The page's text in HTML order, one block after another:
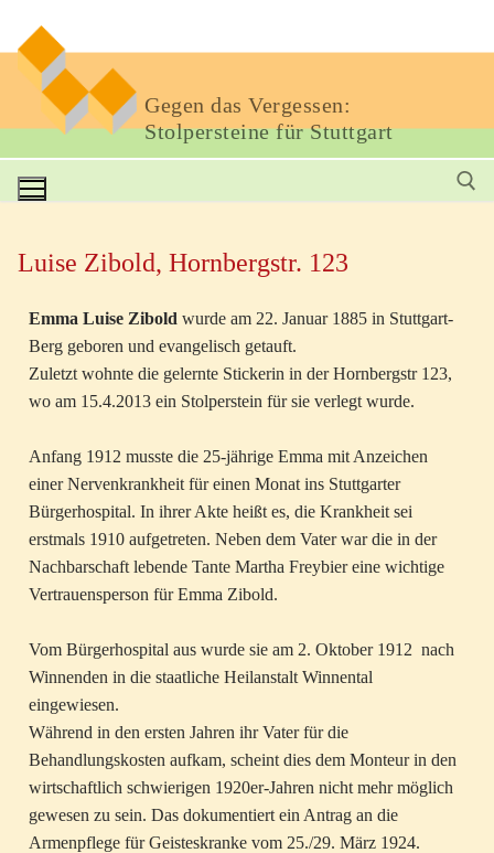
Gegen das Vergessen:
Stolpersteine für Stuttgart
Luise Zibold, Hornbergstr. 123
Emma Luise Zibold wurde am 22. Januar 1885 in Stuttgart-
Berg geboren und evangelisch getauft.
Zuletzt wohnte die gelernte Stickerin in der Hornbergstr 123,
wo am 15.4.2013 ein Stolperstein für sie verlegt wurde.
Anfang 1912 musste die 25-jährige Emma mit Anzeichen
einer Nervenkrankheit für einen Monat ins Stuttgarter
Bürgerhospital. In ihrer Akte heißt es, die Krankheit sei
erstmals 1910 aufgetreten. Neben dem Vater war die in der
Nachbarschaft lebende Tante Martha Freybier eine wichtige
Vertrauensperson für Emma Zibold.
Vom Bürgerhospital aus wurde sie am 2. Oktober 1912 nach
Winnenden in die staatliche Heilanstalt Winnental
eingewiesen.
Während in den ersten Jahren ihr Vater für die
Behandlungskosten aufkam, scheint dies dem Monteur in den
wirtschaftlich schwierigen 1920er-Jahren nicht mehr möglich
gewesen zu sein. Das dokumentiert ein Antrag an die
Armenpflege für Geisteskranke vom 25./29. März 1924.